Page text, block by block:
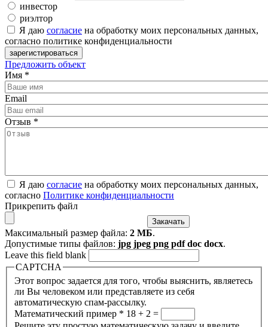
инвестор
риэлтор
Я даю согласие на обработку моих персональных данных,
согласно политике конфиденциальности
Предложить объект
Имя *
Email
Отзыв *
Я даю согласие на обработку моих персональных данных,
согласно Политике конфиденциальности
Прикрепить файл
Максимальный размер файла: 2 МБ.
Допустимые типы файлов: jpg jpeg png pdf doc docx.
Leave this field blank
CAPTCHA
Этот вопрос задается для того, чтобы выяснить, являетесь
ли Вы человеком или представляете из себя
автоматическую спам-рассылку.
Математический пример * 18 + 2 =